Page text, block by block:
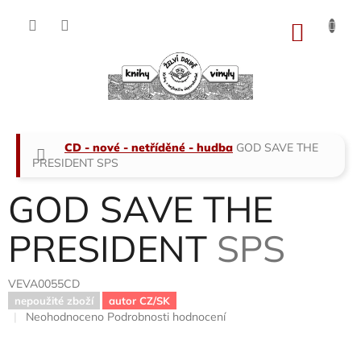
Domů
CD - nové - netříděné - hudba GOD SAVE THE
PRESIDENT SPS
GOD SAVE THE
PRESIDENT SPS
VEVA0055CD
nepoužité zboží autor CZ/SK
Průměrné
Neohodnoceno Podrobnosti hodnocení